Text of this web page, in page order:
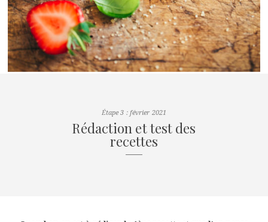
Étape 3 : février 2021
Rédaction et test des
recettes